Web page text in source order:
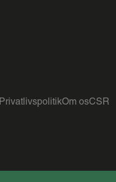
PrivatlivspolitikOm osCSR